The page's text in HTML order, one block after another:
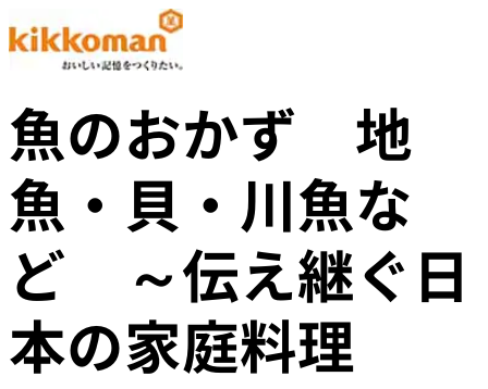
魚のおかず 地
魚・貝・川魚な
ど ～伝え継ぐ日
本の家庭料理